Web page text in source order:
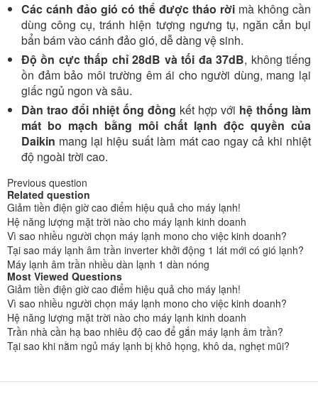
Các cánh đảo gió có thể được tháo rời mà không cần
dùng công cụ, tránh hiện tượng ngưng tụ, ngăn cản bụi
bẩn bám vào cánh đảo gió, dễ dàng vệ sinh.
Độ ồn cực thấp chỉ 28dB và tối đa 37dB, không tiếng
ồn đảm bảo môi trường êm ái cho người dùng, mang lại
giấc ngủ ngon và sâu.
Dàn trao đổi nhiệt ống đồng kết hợp với hệ thống làm
mát bo mạch bằng môi chất lạnh độc quyền của
Daikin mang lại hiệu suất làm mát cao ngay cả khi nhiệt
độ ngoài trời cao.
Previous question
Related question
Giảm tiền điện giờ cao điểm hiệu quả cho máy lạnh!
Hệ năng lượng mặt trời nào cho máy lạnh kinh doanh
Vì sao nhiều người chọn máy lạnh mono cho việc kinh doanh?
Tại sao máy lạnh âm trần inverter khởi động 1 lát mới có gió lạnh?
Máy lạnh âm trần nhiều dàn lạnh 1 dàn nóng
Most Viewed Questions
Giảm tiền điện giờ cao điểm hiệu quả cho máy lạnh!
Vì sao nhiều người chọn máy lạnh mono cho việc kinh doanh?
Hệ năng lượng mặt trời nào cho máy lạnh kinh doanh
Trần nhà cần hạ bao nhiêu độ cao để gắn máy lạnh âm trần?
Tại sao khi nằm ngủ máy lạnh bị khô họng, khô da, nghẹt mũi?